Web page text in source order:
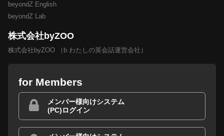
beyondZ English
beyondZ Lab
株式会社byZOO
株式会社byZOO （b わたしの英会話運営会社）
for Members
メンバー様向けシステム
(PC)ログイン